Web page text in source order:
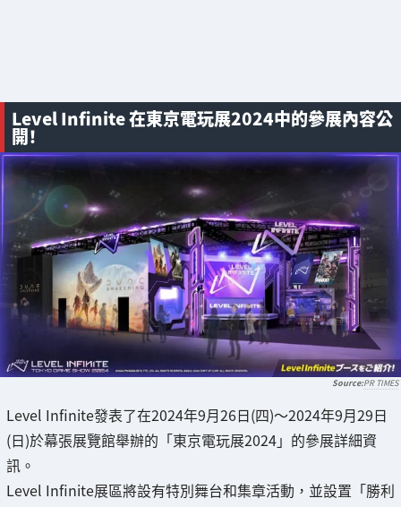
Level Infinite 在東京電玩展2024中的參展內容公
開！
PR TIMES
Level Infinite發表了在2024年9月26日(四)～2024年9月29日
(日)於幕張展覽館舉辦的「東京電玩展2024」的參展詳細資
訊。
Level Infinite展區將設有特別舞台和集章活動，並設置「勝利